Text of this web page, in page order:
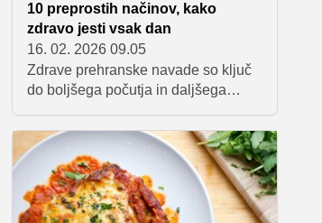
10 preprostih načinov, kako
zdravo jesti vsak dan
16. 02. 2026 09.05
Zdrave prehranske navade so ključ
do boljšega počutja in daljšega
različnih kulturah po svetu, kjer so
preproste prehranske prakse
dokazano koristne za zdravje. Od
uravnoteženega zajtrka in uporabe
oljčnega olja do uživanja fižola ter